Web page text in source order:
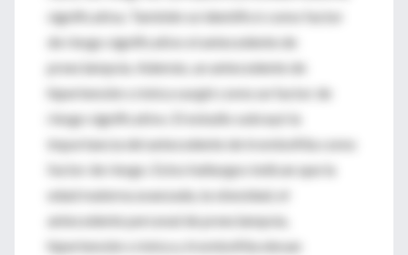
significativa. También se identificó como factor
de riesgo significativo el antecedente de
preeclampsia. Además, un antecedente de
hipertensión crónica surgió como un factor de
riesgo significativo. El estudio subrayó la
importancia del antecedente de trombofilia como
factor de riesgo. Estos hallazgos indican que la
edad materna avanzada, la obesidad, el
antecedente personal de preeclampsia,
hipertensión crónica y trombofilia elevan